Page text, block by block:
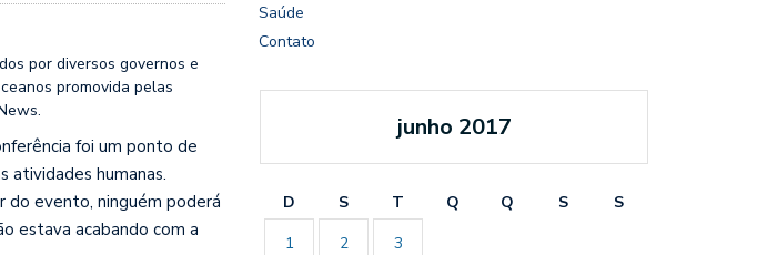
por diversos governos e
promovida pelas
foi um ponto de
atividades humanas.
do evento, ninguém poderá
estava acabando com a
Saúde
Contato
junho 2017
D S T Q Q S
S
1
2 3